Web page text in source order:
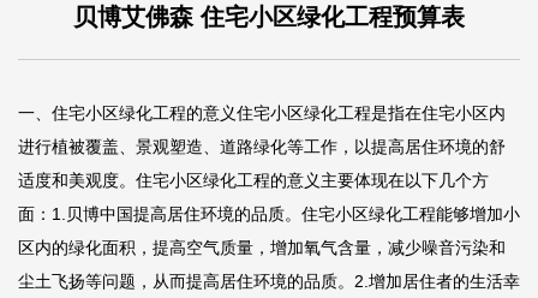
贝博艾佛森 住宅小区绿化工程预算表
一、住宅小区绿化工程的意义住宅小区绿化工程是指在住宅小区内
进行植被覆盖、景观塑造、道路绿化等工作，以提高居住环境的舒
适度和美观度。住宅小区绿化工程的意义主要体现在以下几个方
面：1. 贝博中国提高居住环境的品质。住宅小区绿化工程能够增加小
区内的绿化面积，提高空气质量，增加氧气含量，减少噪音污染和
尘土飞扬等问题，从而提高居住环境的品质。2.增加居住者的生活幸